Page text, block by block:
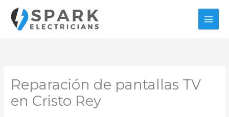
contenido
Reparación de pantallas TV
en Cristo Rey